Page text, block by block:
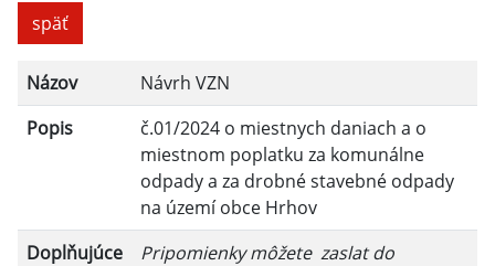
späť
Názov
Návrh VZN
Popis
č.01/2024 o miestnych daniach a o
miestnom poplatku za komunálne
odpady a za drobné stavebné odpady
na území obce Hrhov
Doplňujúce
Pripomienky môžete zaslat do